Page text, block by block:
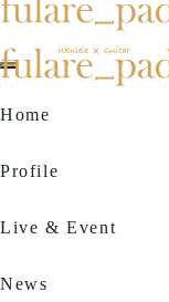
toggle
navigation
Home
Profile
Live & Event
News